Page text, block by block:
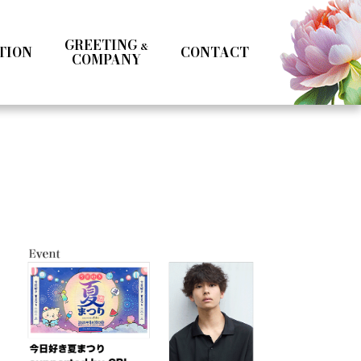
GREETING &
COMPANY CONTACT